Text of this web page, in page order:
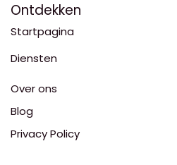
Ontdekken
Startpagina
Diensten
Over ons
Blog
Privacy Policy